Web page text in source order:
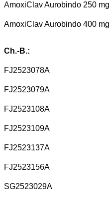
AmoxiClav Aurobindo 250
AmoxiClav Aurobindo 400
Ch.-B.:
FJ2523078A
FJ2523079A
FJ2523108A
FJ2523109A
FJ2523137A
FJ2523156A
SG2523029A